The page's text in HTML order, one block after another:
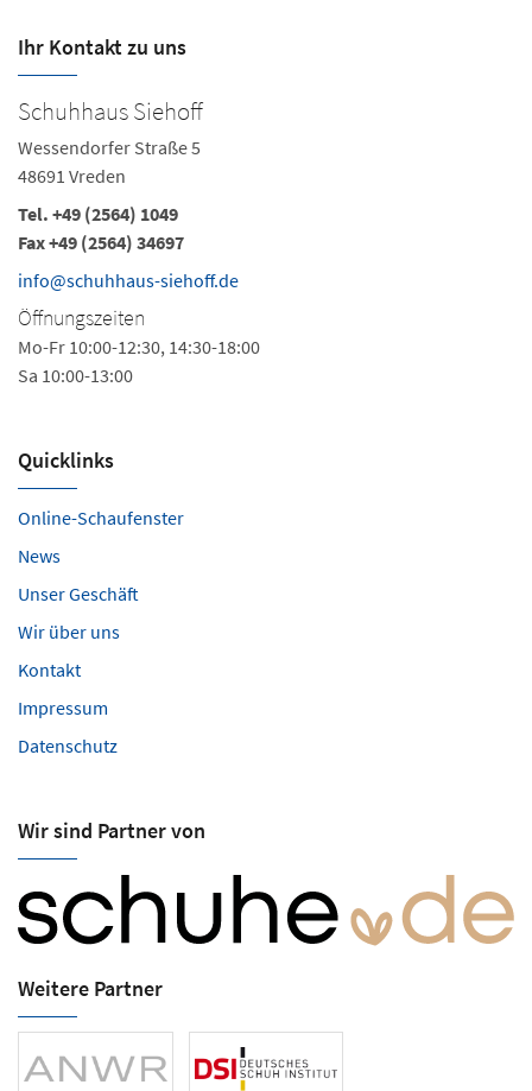
Ihr Kontakt zu uns
Schuhhaus Siehoff
Wessendorfer Straße 5
48691 Vreden
Tel. +49 (2564) 1049
Fax +49 (2564) 34697
info@schuhhaus-siehoff.de
Öffnungszeiten
Mo-Fr 10:00-12:30, 14:30-18:00
Sa 10:00-13:00
Quicklinks
Online-Schaufenster
News
Unser Geschäft
Wir über uns
Kontakt
Impressum
Datenschutz
Wir sind Partner von
Weitere Partner